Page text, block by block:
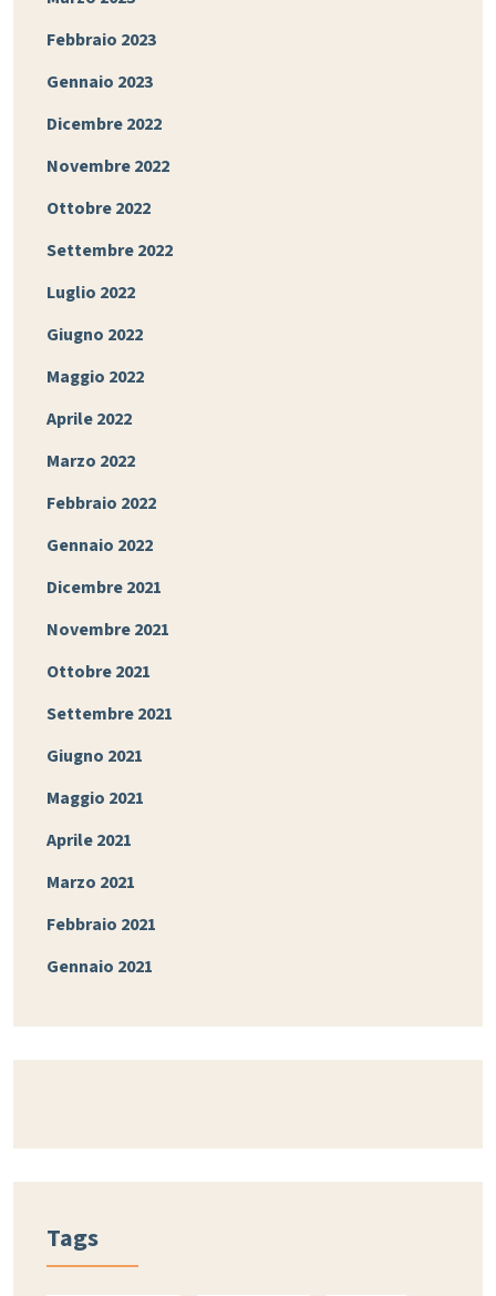
Febbraio 2023
Gennaio 2023
Dicembre 2022
Novembre 2022
Ottobre 2022
Settembre 2022
Luglio 2022
Giugno 2022
Maggio 2022
Aprile 2022
Marzo 2022
Febbraio 2022
Gennaio 2022
Dicembre 2021
Novembre 2021
Ottobre 2021
Settembre 2021
Giugno 2021
Maggio 2021
Aprile 2021
Marzo 2021
Febbraio 2021
Gennaio 2021
Tags